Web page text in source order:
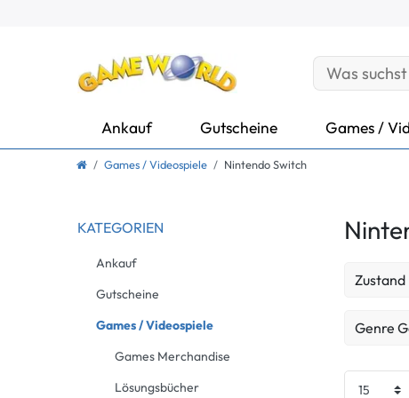
Ankauf Gutscheine Games /
Games / Videospiele Nintendo Switch
KATEGORIEN
Ankauf
Gutscheine
Games / Videospiele
Games Merchandise
Lösungsbücher
Zustand
Genre